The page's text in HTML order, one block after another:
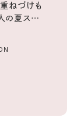
ねづけも
夏スタイ